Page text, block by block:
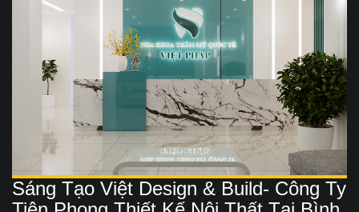
Sáng Tạo Việt Design & Build- Công Ty